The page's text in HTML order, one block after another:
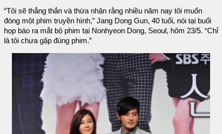
“Tôi sẽ thẳng thắn và thừa nhận rằng nhiều năm nay tôi muốn
đóng một phim truyền hình,” Jang Dong Gun, 40 tuổi, nói tại buổi
họp báo ra mắt bộ phim tại Nonhyeon Dong, Seoul, hôm 23/5. “Chỉ
là tôi chưa gặp đúng phim.”